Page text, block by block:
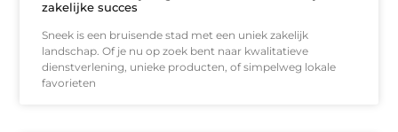
zakelijke succes
Sneek is een bruisende stad met een uniek zakelijk
landschap. Of je nu op zoek bent naar kwalitatieve
dienstverlening, unieke producten, of simpelweg lokale
favorieten